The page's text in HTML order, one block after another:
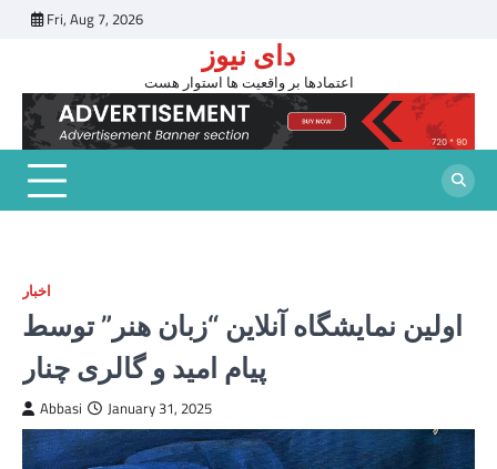
Fri, Aug 7, 2026
دای نیوز
اعتمادها بر واقعیت ها استوار هست
اخبار
اولین نمایشگاه آنلاین “زبان هنر” توسط
پیام امید و گالری چنار
Abbasi January 31, 2025